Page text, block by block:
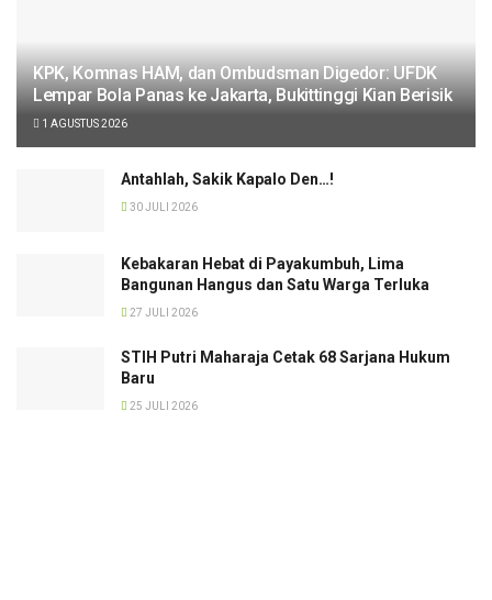
KPK, Komnas HAM, dan Ombudsman Digedor: UFDK
Lempar Bola Panas ke Jakarta, Bukittinggi Kian Berisik
1 AGUSTUS 2026
Antahlah, Sakik Kapalo Den…!
30 JULI 2026
Kebakaran Hebat di Payakumbuh, Lima
Bangunan Hangus dan Satu Warga Terluka
27 JULI 2026
STIH Putri Maharaja Cetak 68 Sarjana Hukum
Baru
25 JULI 2026